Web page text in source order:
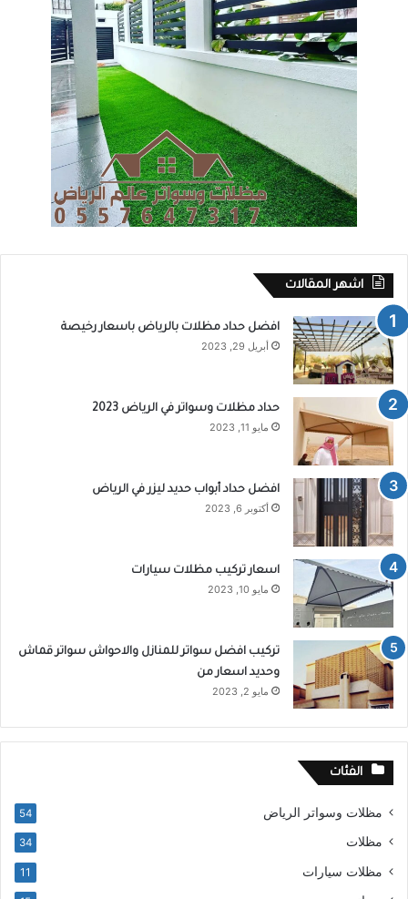
اشهر المقالات
افضل حداد مظلات بالرياض باسعار رخيصة
أبريل 29, 2023
حداد مظلات وسواتر في الرياض 2023
مايو 11, 2023
افضل حداد أبواب حديد ليزر في الرياض
أكتوبر 6, 2023
اسعار تركيب مظلات سيارات
مايو 10, 2023
تركيب افضل سواتر للمنازل والاحواش سواتر قماش
وحديد اسعار من
مايو 2, 2023
الفئات
مظلات وسواتر الرياض 54
مظلات 34
مظلات سيارات 11